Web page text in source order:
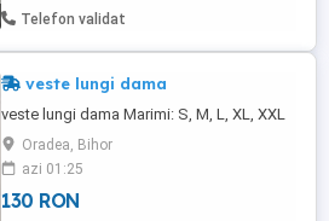
Telefon validat
veste lungi dama
veste lungi dama Marimi: S, M, L, XL, XXL
Oradea, Bihor
azi 01:25
130 RON